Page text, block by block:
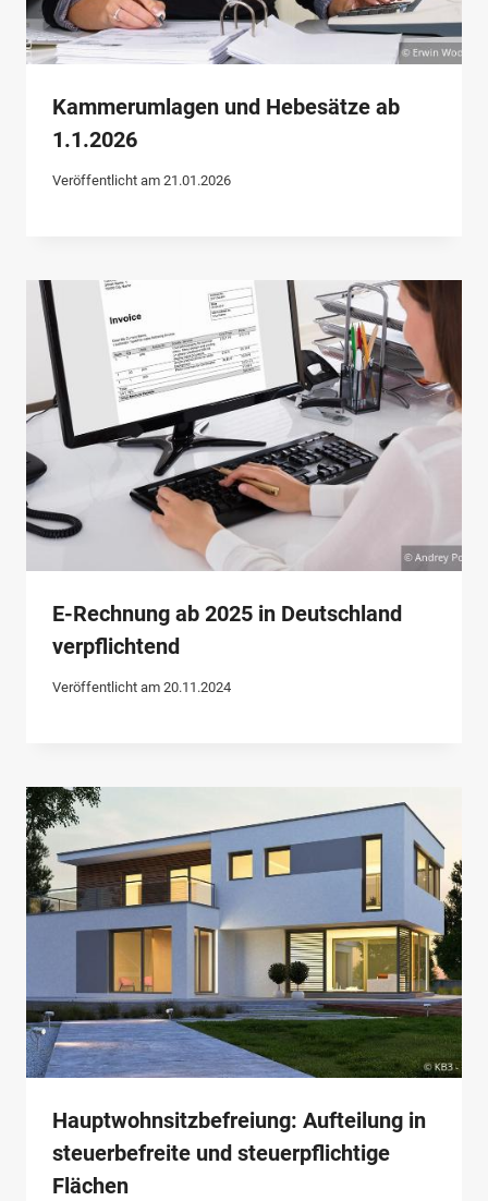
Kammerumlagen und Hebesätze ab
1.1.2026
Veröffentlicht am 21.01.2026
E-Rechnung ab 2025 in Deutschland
verpflichtend
Veröffentlicht am 20.11.2024
Hauptwohnsitzbefreiung: Aufteilung in
steuerbefreite und steuerpflichtige
Flächen